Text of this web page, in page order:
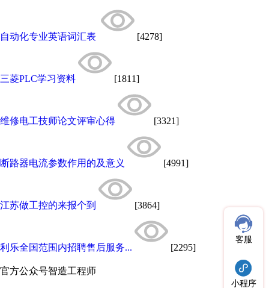
自动化专业英语词汇表 [4278]
三菱PLC学习资料 [1811]
维修电工技师论文评审心得 [3321]
断路器电流参数作用的及意义 [4991]
江苏做工控的来报个到 [3864]
利乐全国范围内招聘售后服务... [2295]
官方公众号智造工程师
客服
小程序